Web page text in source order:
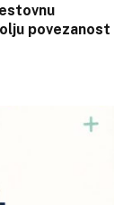
povezanost